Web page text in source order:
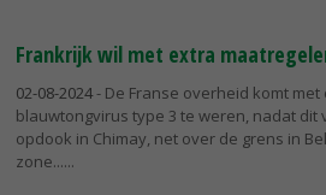
Frankrijk wil met extra
02-08-2024- De Franse overheid komt
blauwtongvirus type 3 te weren, nadat dit
opdook in Chimay, net over de grens in
zone...